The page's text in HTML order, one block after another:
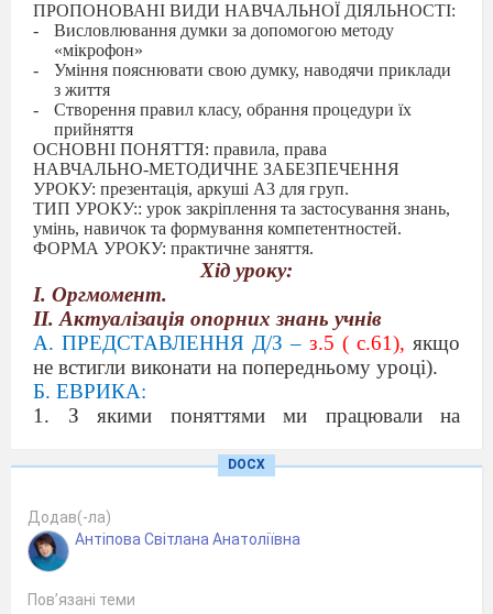
ПРОПОНОВАНІ ВИДИ НАВЧАЛЬНОЇ ДІЯЛЬНОСТІ:
-
Висловлювання думки за допомогою методу
«мікрофон»
-
Уміння пояснювати свою думку, наводячи приклади
з життя
-
Створення правил класу, обрання процедури їх
прийняття
ОСНОВНІ ПОНЯТТЯ: правила, права
НАВЧАЛЬНО-МЕТОДИЧНЕ ЗАБЕЗПЕЧЕННЯ
УРОКУ: презентація, аркуші А3 для груп.
ТИП УРОКУ:: урок закріплення та застосування знань,
умінь, навичок та формування компетентностей.
ФОРМА УРОКУ: практичне заняття.
Хід уроку:
І. Оргмомент.
ІІ. Актуалізація опорних знань учнів
А. ПРЕДСТАВЛЕННЯ Д/З – з.5 ( с.61), якщо
не встигли виконати на попередньому уроці).
Б. ЕВРИКА:
1. З якими поняттями ми працювали на
закони.
правила
3. Знайдіть ще однокореневі слова до цих
понять –
правил, діє правильно.
DOCX
Додав(-ла)
Антіпова Світлана Анатоліївна
Пов’язані теми